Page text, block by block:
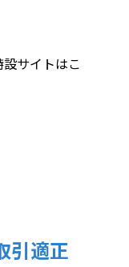
サイトはこ
引適正